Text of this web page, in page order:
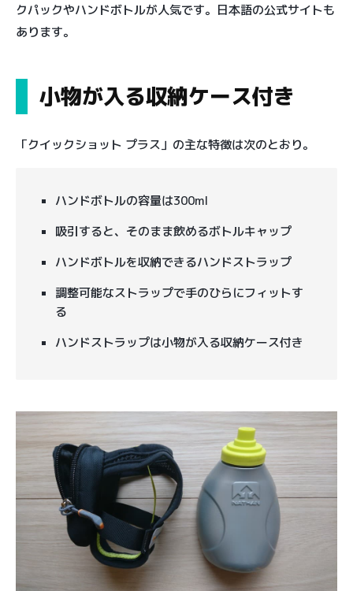
クパックやハンドボトルが人気です。日本語の公式サイトも
あります。
小物が入る収納ケース付き
「クイックショット プラス」の主な特徴は次のとおり。
ハンドボトルの容量は300ml
吸引すると、そのまま飲めるボトルキャップ
ハンドボトルを収納できるハンドストラップ
調整可能なストラップで手のひらにフィットす
る
ハンドストラップは小物が入る収納ケース付き